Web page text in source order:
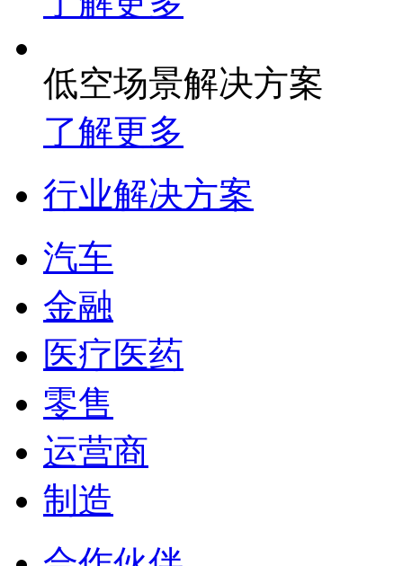
低空场景解决方案
了解更多
行业解决方案
汽车
金融
医疗医药
零售
运营商
制造